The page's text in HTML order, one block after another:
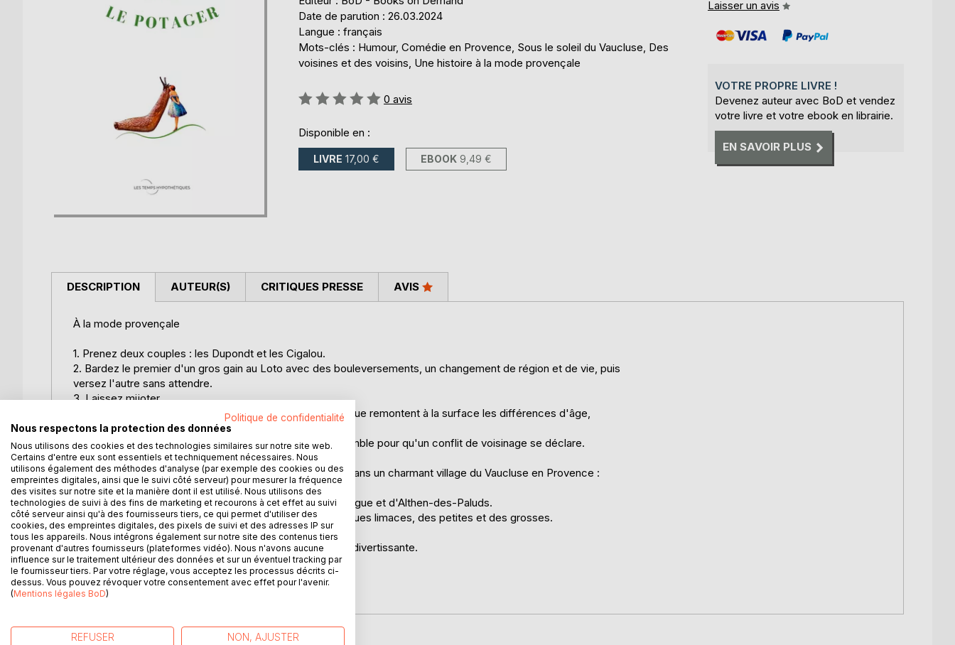
Date de parution : 26.03.2024
Langue : français
Mots-clés : Humour, Comédie en Provence, Sous le soleil du Vaucluse, Des
voisines et des voisins, Une histoire à la mode provençale
Évaluation:
0 avis
Disponible en :
LIVRE 17,00 € EBOOK 9,49 €
Laisser un avis
VOTRE PROPRE LIVRE !
Devenez auteur avec BoD et vendez
votre livre et votre ebook en librairie.
EN SAVOIR PLUS
DESCRIPTION
À la mode provençale
1. Prenez deux couples : les Dupondt et les Cigalou.
2. Bardez le premier d'un gros gain au Loto avec des bouleversements, un changement de région et de vie, puis
versez l'autre sans attendre.
3. Laissez mijoter.
4. Délayez ensuite une grande cuillérée de vinaigre pour que remontent à la surface les différences d'âge,
d'habitudes, de culture...sans oublier les a priori.
5. Accommodez avec plusieurs rumeurs et battez l'ensemble pour qu'un conflit de voisinage se déclare.
6. Ajoutez un évènement auquel personne ne s'attend.
7. Une fois le tout bien lié, déposez-le avec délicatesse dans un charmant village du Vaucluse en Provence :
Cigalette-sur-Sorgue.
8. Entourez-le d'Avignon, du Ventoux, de L'Isle-sur-la-Sorgue et d'Althen-des-Paluds.
9. En accompagnement, prévoyez un potager avec quelques limaces, des petites et des grosses.
Votre histoire est maintenant prête à déguster : légère et divertissante.
Avertissement de l'auteur :
Si vous aimez les clichés, vous allez être servi !
AUTEUR(S) CRITIQUES PRESSE AVIS
Politique de confidentialité
Nous respectons la protection des données
Nous utilisons des cookies et des technologies similaires sur notre site web.
Certains d'entre eux sont essentiels et techniquement nécessaires. Nous
utilisons également des méthodes d'analyse (par exemple des cookies ou des
empreintes digitales, ainsi que le suivi côté serveur) pour mesurer la fréquence
des visites sur notre site et la manière dont il est utilisé. Nous utilisons des
technologies de suivi à des fins de marketing et recourons à cet effet au suivi
côté serveur ainsi qu'à des fournisseurs tiers, ce qui permet d'utiliser des
cookies, des empreintes digitales, des pixels de suivi et des adresses IP sur
tous les appareils. Nous intégrons également sur notre site des contenus tiers
provenant d'autres fournisseurs (plateformes vidéo). Nous n'avons aucune
influence sur le traitement ultérieur des données et sur un éventuel tracking par
le fournisseur tiers. Par votre réglage, vous acceptez les processus décrits ci-
dessus. Vous pouvez révoquer votre consentement avec effet pour l'avenir.
(Mentions légales BoD)
REFUSER NON, AJUSTER